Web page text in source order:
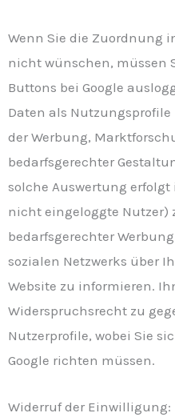
Wenn Sie die Zuordnung
nicht wünschen, müssen
Buttons bei Google
Daten als
der Werbung,
bedarfsgerechter
solche Auswertung
nicht eingeloggte Nutzer)
bedarfsgerechter
sozialen Netzwerks über
Website zu informieren.
Widerspruchsrecht zu
Nutzerprofile, wobei Sie
Google richten müssen.
Widerruf der Einwilligung: